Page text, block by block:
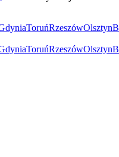
ToruńRzeszówOlsztyn
ToruńRzeszówOlsztyn